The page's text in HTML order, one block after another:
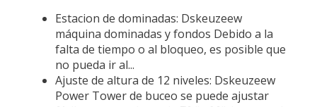
Estacion de dominadas: Dskeuzeew
máquina dominadas y fondos Debido a la
falta de tiempo o al bloqueo, es posible que
no pueda ir al...
Ajuste de altura de 12 niveles: Dskeuzeew
Power Tower de buceo se puede ajustar